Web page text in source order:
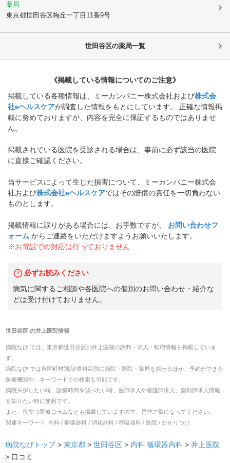
薬局
東京都世田谷区梅丘一丁目11番9号
世田谷区の薬局一覧
《掲載している情報についてのご注意》
掲載している各種情報は、ミーカンパニー株式会社および株式会
社eヘルスケアが調査した情報をもとにしています。 正確な情報掲
載に努めておりますが、内容を完全に保証するものではありませ
ん。
掲載されている医院を受診される場合は、事前に必ず該当の医院
に直接ご確認ください。
当サービスによって生じた損害について、ミーカンパニー株式会
社および株式会社eヘルスケアではその賠償の責任を一切負わない
ものとします。
掲載情報に誤りがある場合には、お手数ですが、
お問い合わせフ
ォーム からご連絡をいただけますようお願いいたします。
※お電話での対応は行っておりません
必ずお読みください
病気に関するご相談や各医院への個別のお問い合わせ・紹介な
どは受け付けておりません。
世田谷区 の井上医院情報
病院なび では、 東京都世田谷区の井上医院の評判・求人・転職情報を掲載していま
す。
病院なび では市区町村別/診療科目別に病院・医院・薬局を探せるほか、予約ができる
医療機関や、キーワードでの検索も可能です。
病院を探したい時、診療時間を調べたい時、医師求人や看護師求人、薬剤師求人情報
を知りたい時に便利です。
また、役立つ医療コラムなども掲載していますので、是非ご覧になってください。
関連キーワード: 内科 / 循環器科 / 消化器科 / 呼吸器科 / 医院 / かかりつけ
病院なびトップ > 東京都 > 世田谷区 > 内科 循環器内科 > 井上医院
> 口コミ